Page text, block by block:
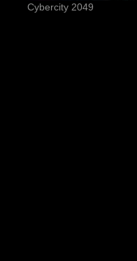
Cybercity 2049